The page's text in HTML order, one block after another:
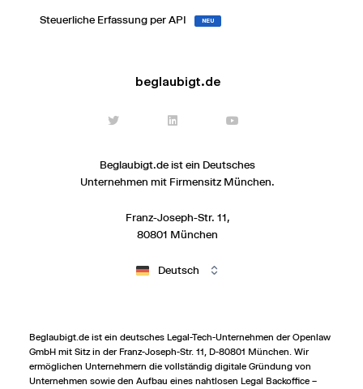
Steuerliche Erfassung per API NEU
beglaubigt.de
Beglaubigt.de ist ein Deutsches
Unternehmen mit Firmensitz München.
Franz-Joseph-Str. 11,
80801 München
Deutsch
Beglaubigt.de ist ein deutsches Legal-Tech-Unternehmen der Openlaw
GmbH mit Sitz in der Franz-Joseph-Str. 11, D-80801 München. Wir
ermöglichen Unternehmern die vollständig digitale Gründung von
Unternehmen sowie den Aufbau eines nahtlosen Legal Backoffice –